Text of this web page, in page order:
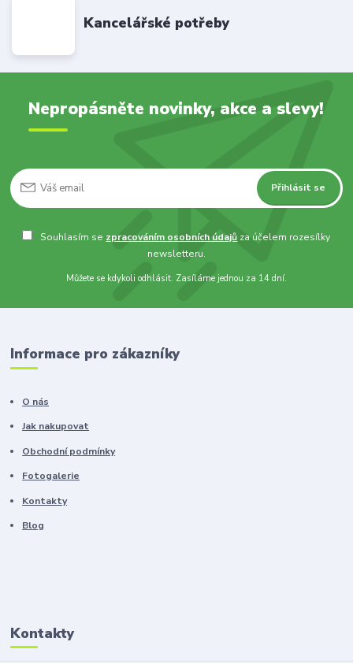
Kancelářské potřeby
Nepropásněte novinky, akce a slevy!
Přihlásit se
Souhlasím se zpracováním osobních údajů za účelem rozesílky
newsletteru.
Můžete se kdykoli odhlásit. Zasíláme jednou za 14 dní.
Informace pro zákazníky
O nás
Jak nakupovat
Obchodní podmínky
Fotogalerie
Kontakty
Blog
Kontakty